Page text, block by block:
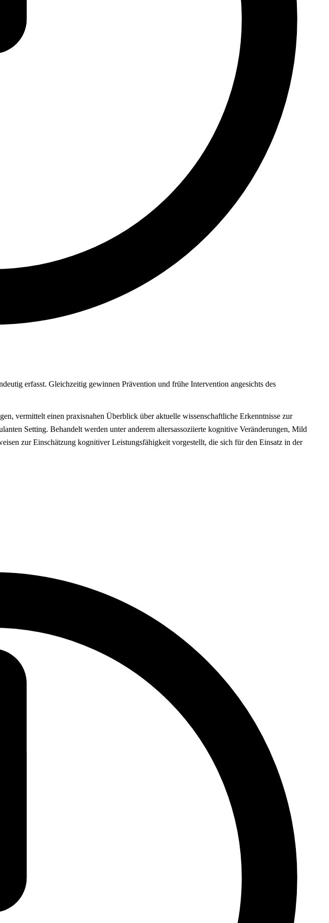
erfasst. Gleichzeitig gewinnen Prävention und frühe Intervention angesichts des
vermittelt einen praxisnahen Überblick über aktuelle wissenschaftliche Erkenntnisse zur
Setting. Behandelt werden unter anderem altersassoziierte kognitive Veränderungen, Mild
zur Einschätzung kognitiver Leistungsfähigkeit vorgestellt, die sich für den Einsatz in der